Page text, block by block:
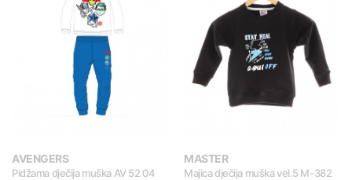
AVENGERS
Pidžama dječija muška AV 52 04
MASTER
Majica dječija muška vel.5 M-382